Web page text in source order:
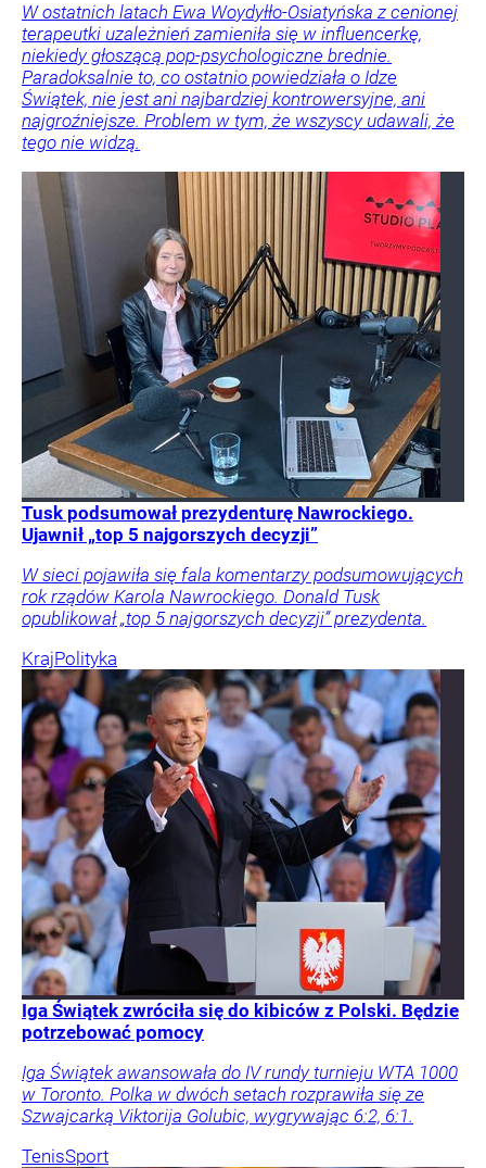
W ostatnich latach Ewa Woydyłło-Osiatyńska z cenionej
terapeutki uzależnień zamieniła się w influencerkę,
niekiedy głoszącą pop-psychologiczne brednie.
Paradoksalnie to, co ostatnio powiedziała o Idze
Świątek, nie jest ani najbardziej kontrowersyjne, ani
najgroźniejsze. Problem w tym, że wszyscy udawali, że
tego nie widzą.
Tusk podsumował prezydenturę Nawrockiego.
Ujawnił „top 5 najgorszych decyzji”
W sieci pojawiła się fala komentarzy podsumowujących
rok rządów Karola Nawrockiego. Donald Tusk
opublikował „top 5 najgorszych decyzji” prezydenta.
KrajPolityka
Iga Świątek zwróciła się do kibiców z Polski. Będzie
potrzebować pomocy
Iga Świątek awansowała do IV rundy turnieju WTA 1000
w Toronto. Polka w dwóch setach rozprawiła się ze
Szwajcarką Viktorija Golubic, wygrywając 6:2, 6:1.
TenisSport